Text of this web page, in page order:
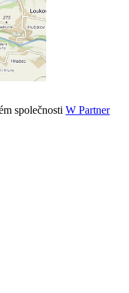
společnosti W Partner